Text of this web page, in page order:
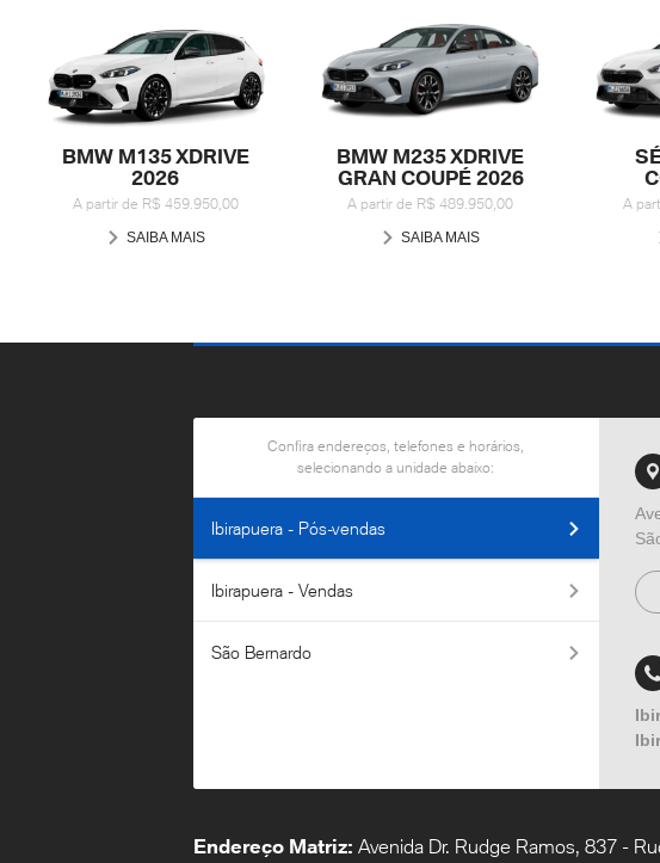
BMW M135 XDRIVE
2026
A partir de R$ 459.950,00
SAIBA MAIS
BMW M235 XDRIVE
GRAN COUPÉ 2026
A partir de R$ 489.950,00
SAIBA MAIS
A
Confira endereços, telefones e horários,
selecionando a unidade abaixo:
Ibirapuera - Pós-vendas
Ibirapuera - Vendas
São Bernardo
Endereço Matriz: Avenida Dr. Rudge Ramos, 837 -